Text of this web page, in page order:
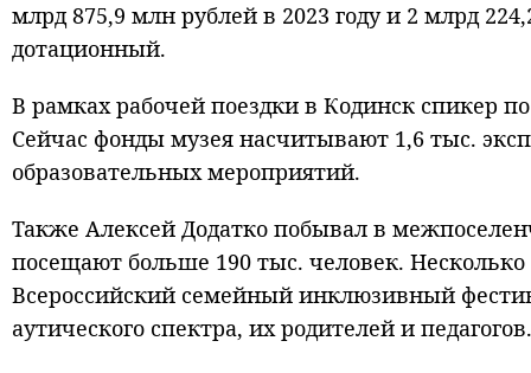
млрд 875,9 млн рублей в 2023 году и 2 млрд
дотационный.
В рамках рабочей поездки в Кодинск спикер
Сейчас фонды музея насчитывают 1,6 тыс.
образовательных мероприятий.
Также Алексей Додатко побывал в
посещают больше 190 тыс. человек.
Всероссийский семейный инклюзивный
аутического спектра, их родителей и педагогов.